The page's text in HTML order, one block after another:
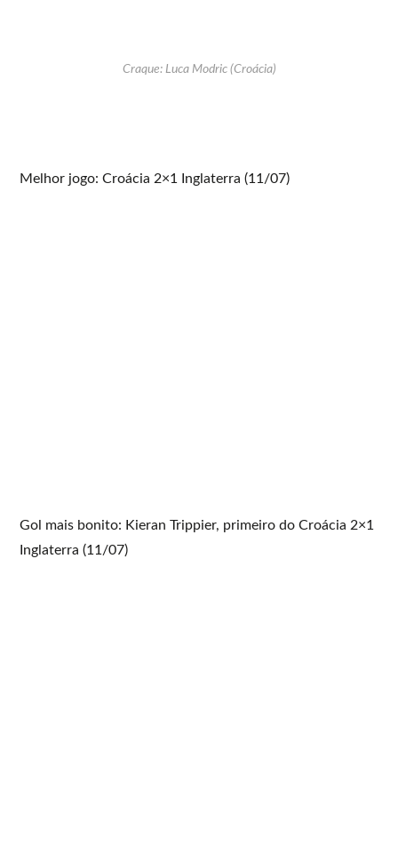
Craque: Luca Modric (Croácia)
Melhor jogo: Croácia 2×1 Inglaterra (11/07)
Gol mais bonito: Kieran Trippier, primeiro do Croácia 2×1
Inglaterra (11/07)